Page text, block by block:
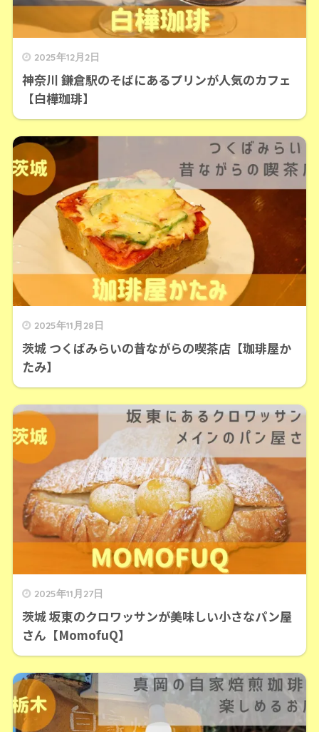
2025年12月2日
神奈川 鎌倉駅のそばにあるプリンが人気のカフェ
【白樺珈琲】
2025年11月28日
茨城 つくばみらいの昔ながらの喫茶店【珈琲屋か
たみ】
2025年11月27日
茨城 坂東のクロワッサンが美味しい小さなパン屋
さん【MomofuQ】